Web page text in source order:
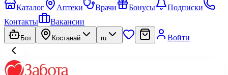
Каталог
Аптеки Врачи Бонусы
Подписки
Контакты
Вакансии
Бот Костанай ru Войти